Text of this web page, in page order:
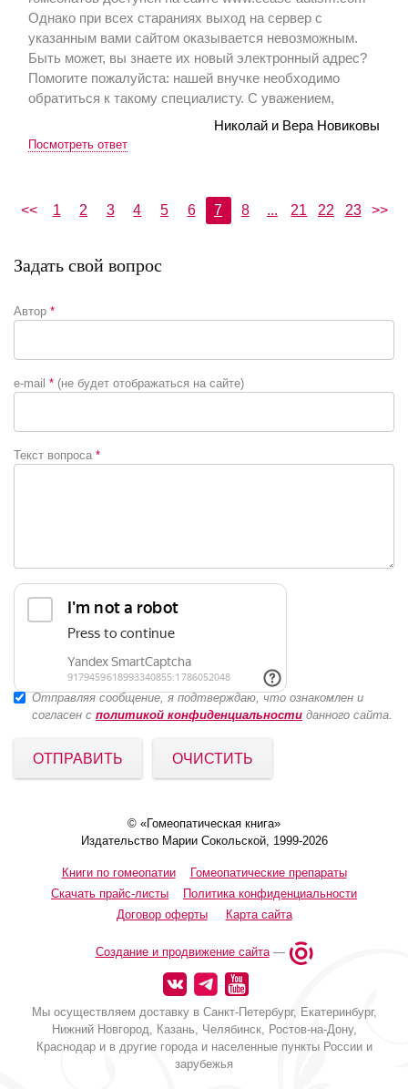
Однако при всех стараниях выход на сервер с
указанным вами сайтом оказывается невозможным.
Быть может, вы знаете их новый электронный адрес?
Помогите пожалуйста: нашей внучке необходимо
обратиться к такому специалисту. С уважением,
Николай и Вера Новиковы
Посмотреть ответ
<< 1 2 3 4 5 6 7 8 ... 21 22 23 >>
Задать свой вопрос
Автор *
e-mail * (не будет отображаться на сайте)
Текст вопроса *
Отправляя сообщение, я подтверждаю, что ознакомлен и
согласен с политикой конфиденциальности данного сайта.
ОТПРАВИТЬ ОЧИСТИТЬ
© «Гомеопатическая книга»
Издательство Марии Сокольской, 1999-2026
Книги по гомеопатии
Гомеопатические препараты
Скачать прайс-листы
Политика конфиденциальности
Договор оферты
Карта сайта
Создание и продвижение сайта—
Мы осуществляем доставку в Санкт-Петербург, Екатеринбург,
Нижний Новгород, Казань, Челябинск, Ростов-на-Дону,
Краснодар и в другие города и населенные пункты России и
зарубежья